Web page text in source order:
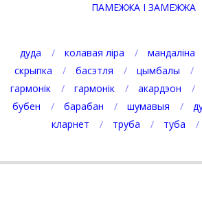
ПАМЕЖЖА І ЗАМЕЖЖА
дуда колавая ліра мандаліна
скрыпка
басэтля цымбалы
гармонік
гармонік акардэон
бубен
барабан шумавыя
кларнет
труба туба